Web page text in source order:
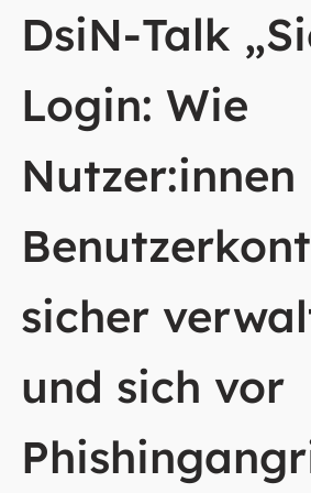
DsiN-Talk
Login: Wie
Nutzer:innen
sicher
und sich vor